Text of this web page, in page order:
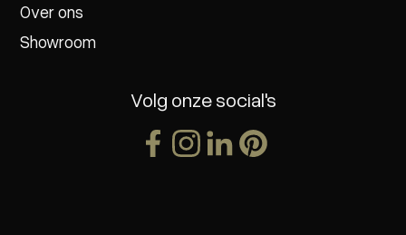
Over ons
Showroom
Volg onze social's